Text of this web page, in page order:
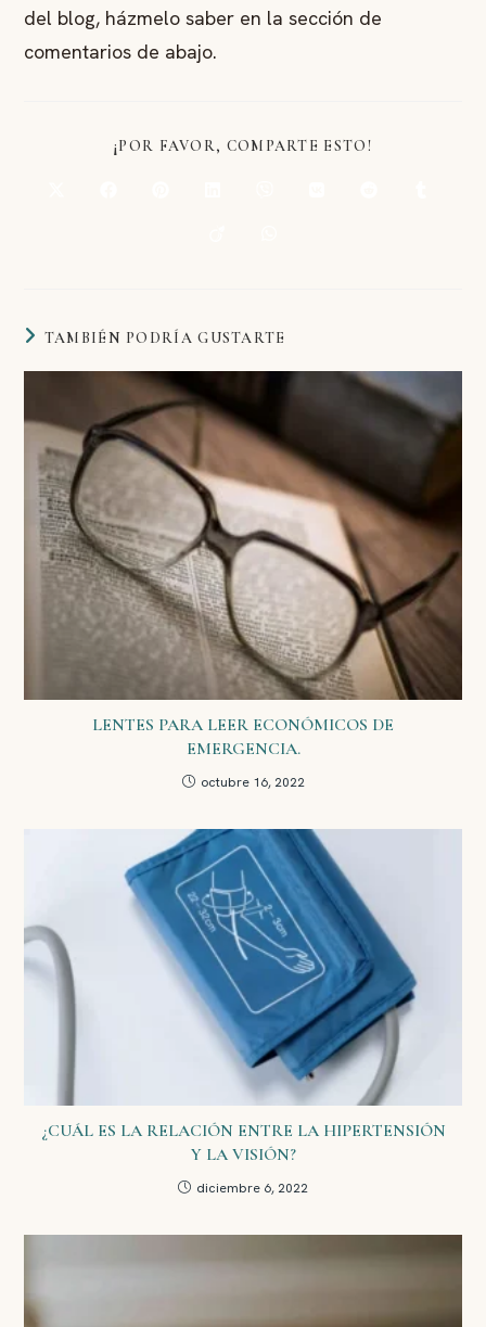
del blog, házmelo saber en la sección de
comentarios de abajo.
¡POR FAVOR, COMPARTE ESTO!
TAMBIÉN PODRÍA GUSTARTE
LENTES PARA LEER ECONÓMICOS DE
EMERGENCIA.
octubre 16, 2022
¿CUÁL ES LA RELACIÓN ENTRE LA HIPERTENSIÓN
Y LA VISIÓN?
diciembre 6, 2022